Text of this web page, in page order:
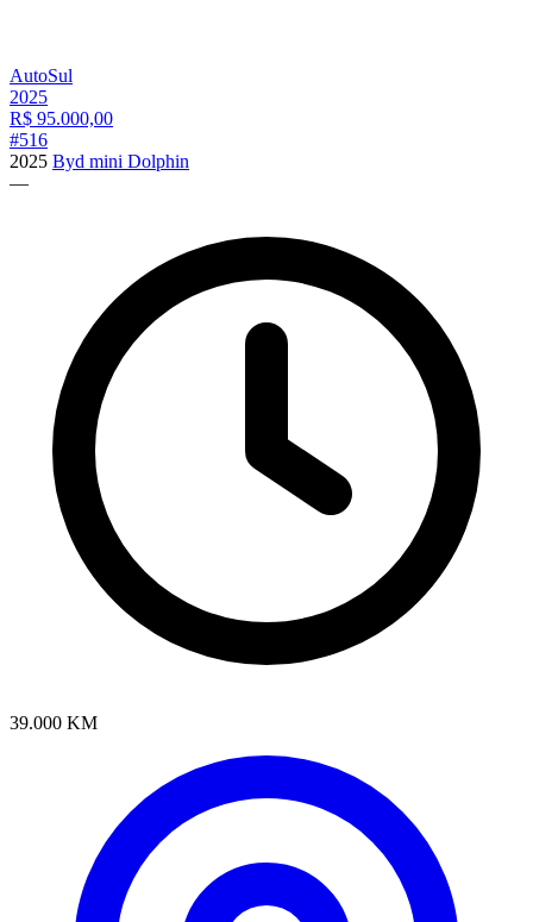
AutoSul
2025
R$ 95.000,00
#516
2025 Byd mini Dolphin
—
39.000 KM